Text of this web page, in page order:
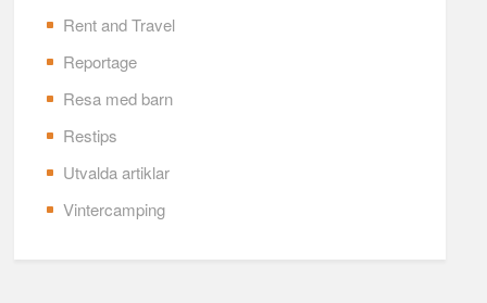
Rent and Travel
Reportage
Resa med barn
Restips
Utvalda artiklar
Vintercamping